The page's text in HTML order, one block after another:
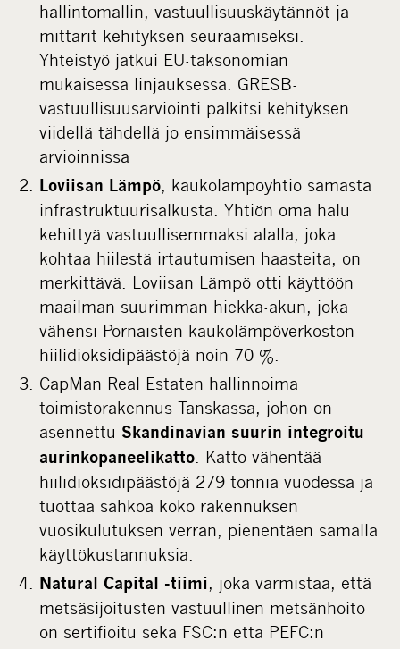
hallintomallin, vastuullisuuskäytännöt ja
mittarit kehityksen seuraamiseksi.
Yhteistyö jatkui EU-taksonomian
mukaisessa linjauksessa. GRESB-
vastuullisuusarviointi palkitsi kehityksen
viidellä tähdellä jo ensimmäisessä
arvioinnissa
Loviisan Lämpö, kaukolämpöyhtiö samasta
infrastruktuurisalkusta. Yhtiön oma halu
kehittyä vastuullisemmaksi alalla, joka
kohtaa hiilestä irtautumisen haasteita, on
merkittävä. Loviisan Lämpö otti käyttöön
maailman suurimman hiekka-akun, joka
vähensi Pornaisten kaukolämpöverkoston
hiilidioksidipäästöjä noin 70 %.
CapMan Real Estaten hallinnoima
toimistorakennus Tanskassa, johon on
asennettu Skandinavian suurin integroitu
aurinkopaneelikatto . Katto vähentää
hiilidioksidipäästöjä 279 tonnia vuodessa ja
tuottaa sähköä koko rakennuksen
vuosikulutuksen verran, pienentäen samalla
käyttökustannuksia.
Natural Capital -tiimi, joka varmistaa, että
metsäsijoitusten vastuullinen metsänhoito
on sertifioitu sekä FSC:n että PEFC:n